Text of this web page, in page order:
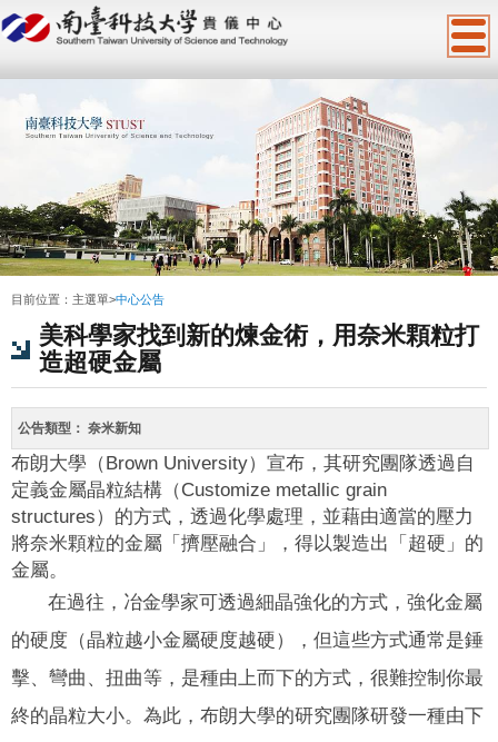
目前位置： 主選單>中心公告
美科學家找到新的煉金術，用奈米顆粒打
造超硬金屬
公告類型： 奈米新知
布朗大學（Brown University）宣布，其研究團隊透過自
定義金屬晶粒結構（Customize metallic grain
structures）的方式，透過化學處理，並藉由適當的壓力
將奈米顆粒的金屬「擠壓融合」，得以製造出「超硬」的
金屬。
在過往，冶金學家可透過細晶強化的方式，強化金屬
的硬度（晶粒越小金屬硬度越硬），但這些方式通常是錘
擊、彎曲、扭曲等，是種由上而下的方式，很難控制你最
終的晶粒大小。為此，布朗大學的研究團隊研發一種由下